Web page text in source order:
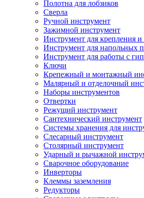
Полотна для лобзиков
Сверла
Ручной инструмент
Зажимной инструмент
Инструмент для крепления и
Инструмент для напольных
Инструмент для работы с
Ключи
Крепежный и монтажный
Малярный и отделочный
Наборы инструментов
Отвертки
Режущий инструмент
Сантехнический инструмент
Системы хранения для
Слесарный инструмент
Столярный инструмент
Ударный и рычажной
Сварочное оборудование
Инверторы
Клеммы заземления
Редукторы